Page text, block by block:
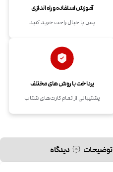
آموزش استفاده و راه اندازی
پس با خیال راحت خرید کنید
پرداخت با روش های مختلف
پشتیبانی از تمام کارت‌های شتاب
توضیحات دیدگاه